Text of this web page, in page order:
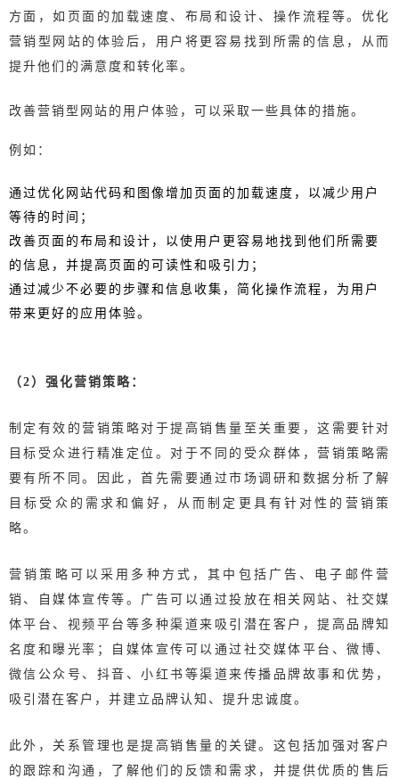
方面，如页面的加载速度、布局和设计、操作流程等。 优化
营销型网站的 体验 后，用户将更容易找到所需的信息，从而
提升他们的满意度和转化率。
改善营销型网站的用户体验，可以采取一些具体的措施。
例如：
通过优化网站代码和图像 增加页面的加载速度，以减少用户
等待的时间；
改善页面的布局和设计，以使用户更容易地找到他们所需要
的信息，并提高页面的可读性和吸引力；
通过减少不必要的步骤和信息收集， 简化操作流程，为用户
带来更好的应用体验。
（2）强化营销策略：
制定有效的营销策略对于提高销售量至关重要，这需要针对
目标受众进行精准定位。对于不同的受众群体，营销策略需
要有所不同。因此，首先需要通过市场调研和数据分析了解
目标受众的需求和偏好，从而制定更具有针对性的营销策
略。
营销策略可以采用多种方式，其中包括广告、电子邮件营
销、自媒体宣传等。广告可以通过投放在相关网站、社交媒
体平台、视频平台等多种渠道来吸引潜在客户，提高品牌知
名度和曝光率；自媒体宣传可以通过社交媒体平台、微博、
微信公众号、抖音、小红书等渠道来传播品牌故事和优势，
吸引潜在客户，并建立品牌认知、提升忠诚度。
此外，关系管理也是提高销售量的关键。这包括加强对客户
的跟踪和沟通，了解他们的反馈和需求，并提供优质的售后